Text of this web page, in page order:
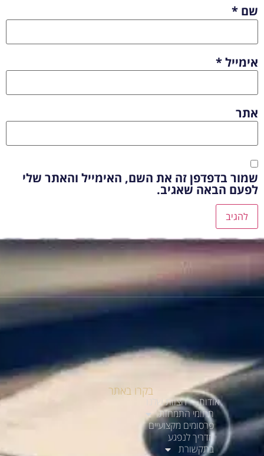
שם *
אימייל*
אתר
שמור בדפדפן זה את השם, האימייל והאתר שלי
לפעם הבאה שאגיב.
בקרו באתר
אודות
הצוות שלנו
תחומי התמחות
פרסומים מקצועיים
מדריך לנפגע
בתקשורת